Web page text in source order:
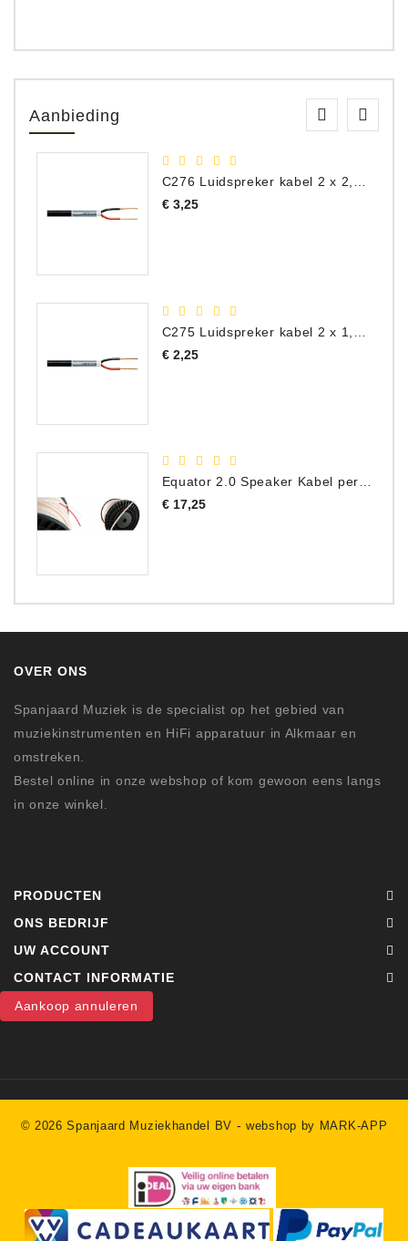
Aanbieding
C276 Luidspreker kabel 2 x 2,50 mm² (per meter)
€ 3,25Prijs
€ 2,25Prijs
Equator 2.0 Speaker Kabel per meter
€ 17,25Prijs
OVER ONS
Spanjaard Muziek is de specialist op het gebied van
muziekinstrumenten en HiFi apparatuur in Alkmaar en
omstreken.
Bestel online in onze webshop of kom gewoon eens langs
in onze winkel.
PRODUCTEN
ONS BEDRIJF
UW ACCOUNT
CONTACT INFORMATIE
Aankoop annuleren
© 2026 Spanjaard Muziekhandel BV -webshop by MARK-APP